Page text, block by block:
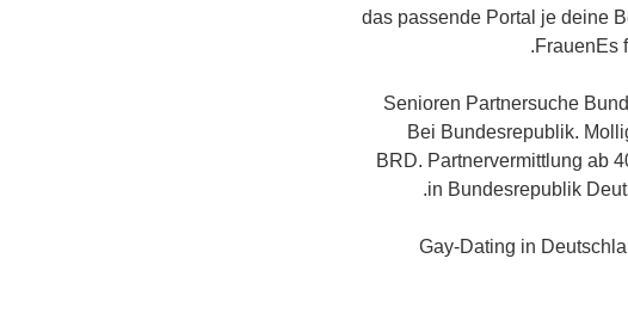
das passende Portal je deine
FrauenEs
Senioren Partnersuche
Bei Bundesrepublik.
BRD. Partnervermittlung ab
in Bundesrepublik
Gay-Dating in